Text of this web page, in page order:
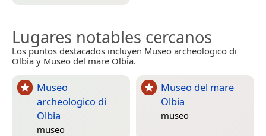
Lugares notables cercanos
Los puntos destacados incluyen Museo archeologico di
Olbia y Museo del mare Olbia.
Museo
archeologico di
Olbia
museo
Museo del mare
Olbia
museo